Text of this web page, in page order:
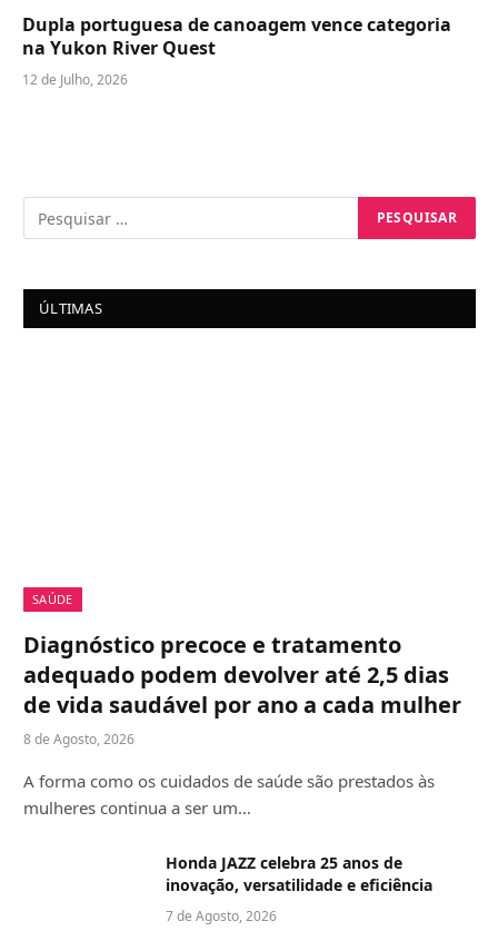
Dupla portuguesa de canoagem vence categoria
na Yukon River Quest
12 de Julho, 2026
ÚLTIMAS
SAÚDE
Diagnóstico precoce e tratamento
adequado podem devolver até 2,5 dias
de vida saudável por ano a cada mulher
8 de Agosto, 2026
A forma como os cuidados de saúde são prestados às
mulheres continua a ser um…
Honda JAZZ celebra 25 anos de
inovação, versatilidade e eficiência
7 de Agosto, 2026